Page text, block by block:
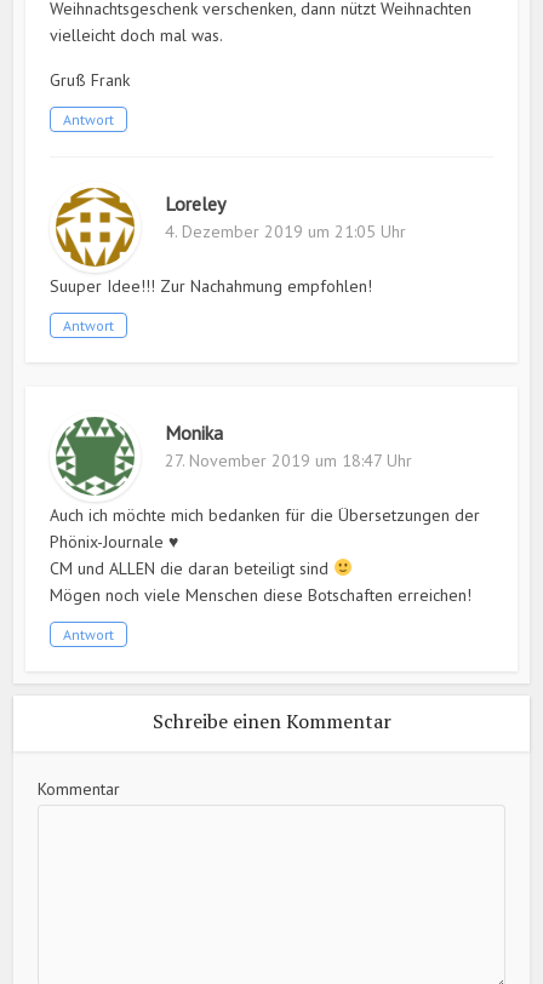
Weihnachtsgeschenk verschenken, dann nützt Weihnachten
vielleicht doch mal was.
Gruß Frank
Antwort
Loreley
4. Dezember 2019 um 21:05 Uhr
Suuper Idee!!! Zur Nachahmung empfohlen!
Antwort
Monika
27. November 2019 um 18:47 Uhr
Auch ich möchte mich bedanken für die Übersetzungen der
Phönix-Journale ♥
CM und ALLEN die daran beteiligt sind
Mögen noch viele Menschen diese Botschaften erreichen!
Antwort
Schreibe einen Kommentar
Kommentar